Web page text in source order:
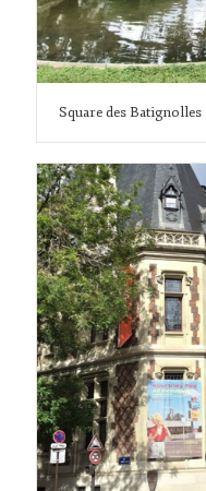
Square des Batignolles